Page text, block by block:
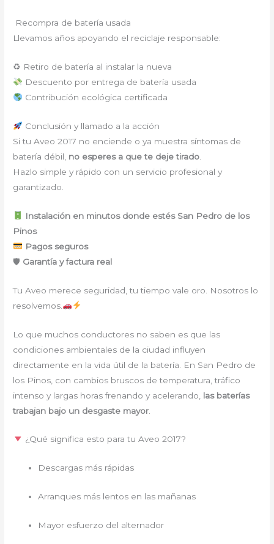
Recompra de batería usada
Llevamos años apoyando el reciclaje responsable:
♻ Retiro de batería al instalar la nueva
Descuento por entrega de batería usada
Contribución ecológica certificada
Conclusión y llamado a la acción
Si tu Aveo 2017 no enciende o ya muestra síntomas de
batería débil, no esperes a que te deje tirado
Hazlo simple y rápido con un servicio profesional y
garantizado.
Instalación en minutos donde estés San Pedro de los
Pinos
Pagos seguros
🛡 Garantía y factura real
Tu Aveo merece seguridad, tu tiempo vale oro. Nosotros lo
resolvemos.
Lo que muchos conductores no saben es que las
condiciones ambientales de la ciudad influyen
directamente en la vida útil de la batería. En San Pedro de
los Pinos, con cambios bruscos de temperatura, tráfico
intenso y largas horas frenando y acelerando, las baterías
trabajan bajo un desgaste mayor.
¿Qué significa esto para tu Aveo 2017?
Descargas más rápidas
Arranques más lentos en las mañanas
Mayor esfuerzo del alternador